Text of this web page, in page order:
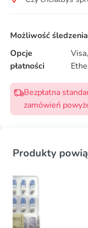
Możliwość
Opcje
płatności
Bezpłatna
zamówień
Produkty